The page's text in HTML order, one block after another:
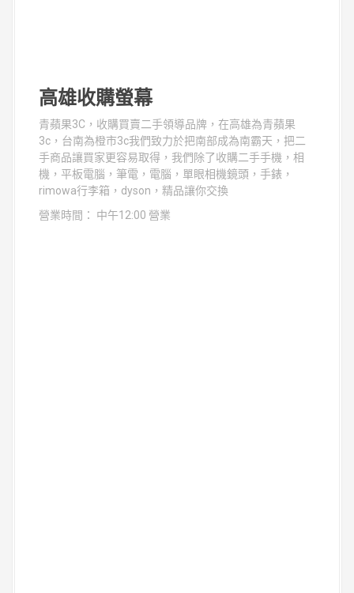
高雄收購螢幕
青蘋果3C，收購買賣二手領導品牌，在高雄為青蘋果
3c，台南為橙市3c我們致力於把南部成為南霸天，把二
手商品讓買家更容易取得，我們除了收購二手手機，相
機，平板電腦，筆電，電腦，單眼相機鏡頭，手錶，
rimowa行李箱，dyson，精品讓你交換
營業時間： 中午12:00 營業